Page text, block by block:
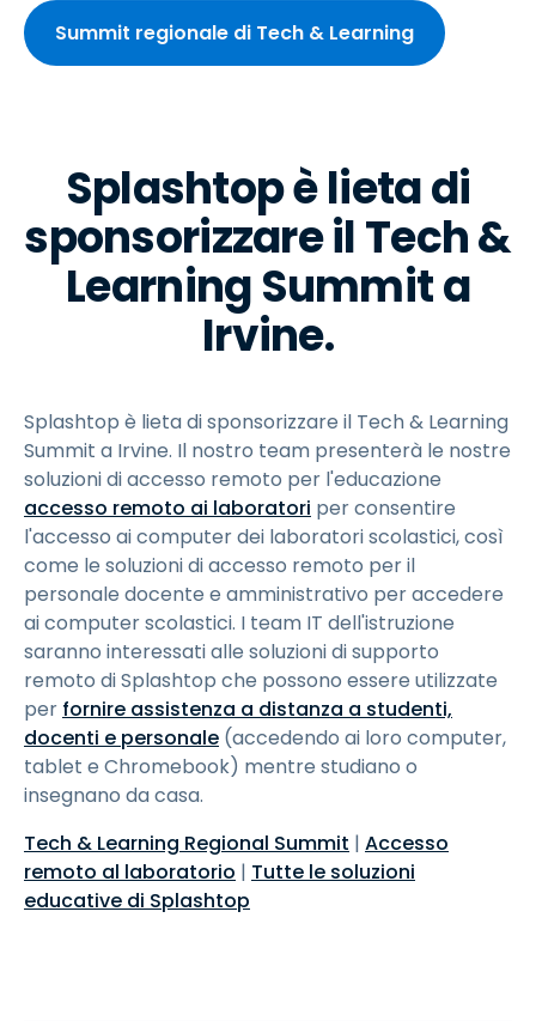
Summit regionale di Tech & Learning
Splashtop è lieta di
sponsorizzare il Tech &
Learning Summit a
Irvine.
Splashtop è lieta di sponsorizzare il Tech & Learning
Summit a Irvine. Il nostro team presenterà le nostre
soluzioni di accesso remoto per l'educazione
accesso remoto ai laboratori per consentire
l'accesso ai computer dei laboratori scolastici, così
come le soluzioni di accesso remoto per il
personale docente e amministrativo per accedere
ai computer scolastici. I team IT dell'istruzione
saranno interessati alle soluzioni di supporto
remoto di Splashtop che possono essere utilizzate
per fornire assistenza a distanza a studenti,
docenti e personale (accedendo ai loro computer,
tablet e Chromebook) mentre studiano o
insegnano da casa.
Tech & Learning Regional Summit | Accesso
remoto al laboratorio | Tutte le soluzioni
educative di Splashtop